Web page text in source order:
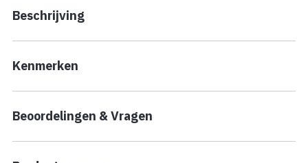
Beschrijving
Kenmerken
Beoordelingen & Vragen